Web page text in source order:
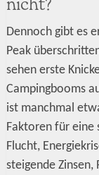
Dennoch gibt es
Peak
sehen erste
Campingbooms
ist manchmal
Faktoren für eine
Flucht,
steigende